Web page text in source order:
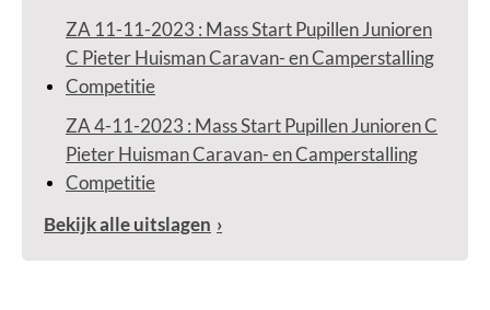
ZA 11-11-2023 : Mass Start Pupillen Junioren
C Pieter Huisman Caravan- en Camperstalling
Competitie
ZA 4-11-2023 : Mass Start Pupillen Junioren C
Pieter Huisman Caravan- en Camperstalling
Competitie
Bekijk alle uitslagen